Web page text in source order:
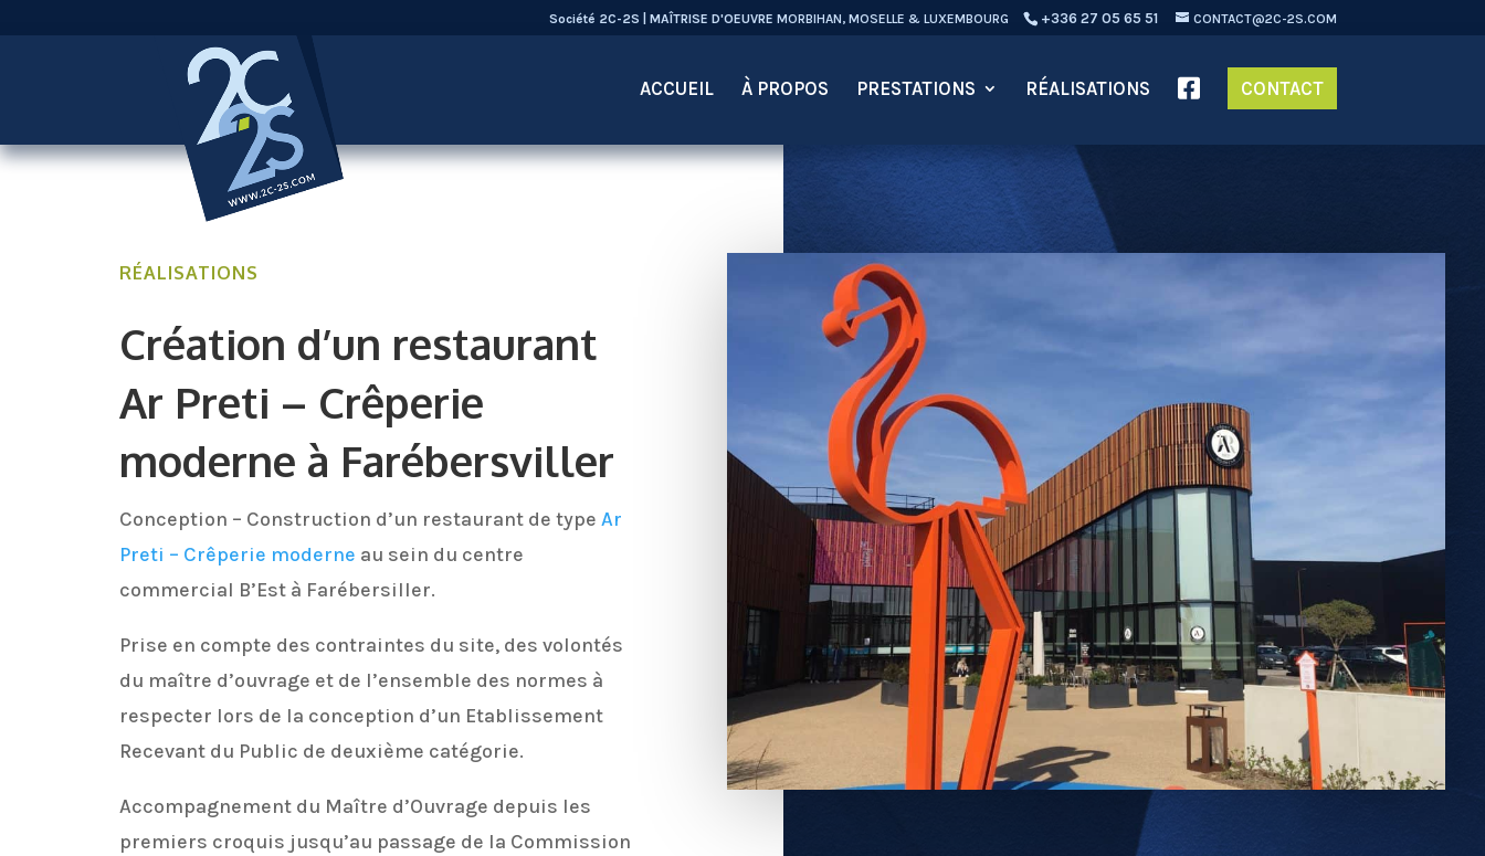
Société 2C-2S | MAÎTRISE D'OEUVRE MORBIHAN, MOSELLE & LUXEMBOURG +336 27 05 65 51 CONTACT@2C-2S.COM
ACCUEIL À PROPOS PRESTATIONS RÉALISATIONS CONTACT
RÉALISATIONS
Création d’un restaurant
Ar Preti – Crêperie
moderne à Farébersviller
Conception – Construction d’un restaurant de type Ar
Preti – Crêperie moderne au sein du centre
commercial B’Est à Farébersiller.
Prise en compte des contraintes du site, des volontés
du maître d’ouvrage et de l’ensemble des normes à
respecter lors de la conception d’un Etablissement
Recevant du Public de deuxième catégorie.
Accompagnement du Maître d’Ouvrage depuis les
premiers croquis jusqu’au passage de la Commission